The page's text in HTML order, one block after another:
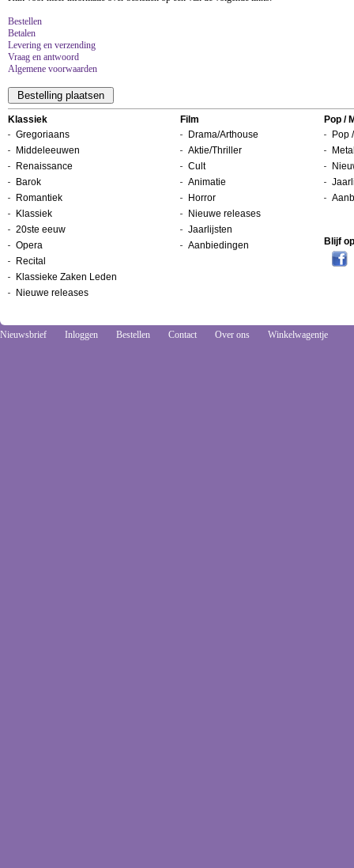
Bestellen
Betalen
Levering en verzending
Vraag en antwoord
Algemene voorwaarden
Klassiek
Gregoriaans
Middeleeuwen
Renaissance
Barok
Romantiek
Klassiek
20ste eeuw
Opera
Recital
Klassieke Zaken Leden
Nieuwe releases
Film
Drama/Arthouse
Aktie/Thriller
Cult
Animatie
Horror
Nieuwe releases
Jaarlijsten
Aanbiedingen
Pop /
Pop
Blijf
Nieuwsbrief Inloggen Bestellen Contact Over ons Winkelwagentje